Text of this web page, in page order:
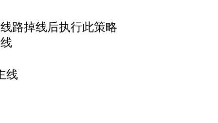
路掉线后执行此策略
线